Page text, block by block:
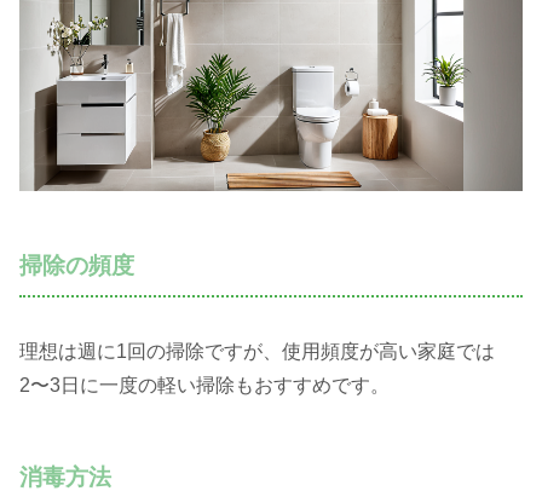
掃除の頻度
理想は週に1回の掃除ですが、使用頻度が高い家庭では
2〜3日に一度の軽い掃除もおすすめです。
消毒方法